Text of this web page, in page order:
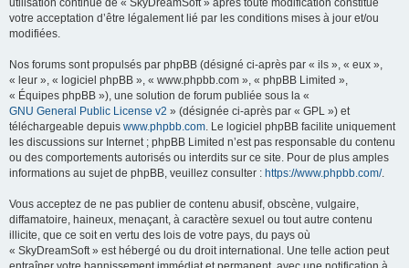
utilisation continue de « SkyDreamSoft » après toute modification constitue
votre acceptation d’être légalement lié par les conditions mises à jour et/ou
modifiées.
Nos forums sont propulsés par phpBB (désigné ci-après par « ils », « eux »,
« leur », « logiciel phpBB », « www.phpbb.com », « phpBB Limited »,
« Équipes phpBB »), une solution de forum publiée sous la «
GNU General Public License v2 » (désignée ci-après par « GPL ») et
téléchargeable depuis www.phpbb.com. Le logiciel phpBB facilite uniquement
les discussions sur Internet ; phpBB Limited n’est pas responsable du contenu
ou des comportements autorisés ou interdits sur ce site. Pour de plus amples
informations au sujet de phpBB, veuillez consulter : https://www.phpbb.com/.
Vous acceptez de ne pas publier de contenu abusif, obscène, vulgaire,
diffamatoire, haineux, menaçant, à caractère sexuel ou tout autre contenu
illicite, que ce soit en vertu des lois de votre pays, du pays où
« SkyDreamSoft » est hébergé ou du droit international. Une telle action peut